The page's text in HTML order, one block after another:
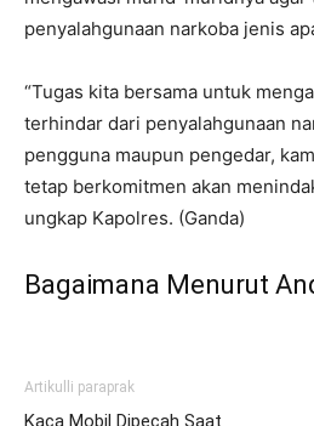
penyalahgunaan narkoba jenis
“Tugas kita bersama untuk
terhindar dari penyalahgunaan
pengguna maupun pengedar,
tetap berkomitmen akan
ungkap Kapolres. (Ganda)
Bagaimana Menurut
Artikulli paraprak
Kaca Mobil Dipecah Saat